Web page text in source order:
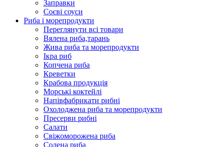
Заправки
Соєві соуси
Риба і морепродукти
Переглянути всі товари
Вялена риба,тарань
Жива риба та морепродукти
Ікра риб
Копчена риба
Крeветки
Крабова продукція
Морські коктейлi
Напівфабрикати рибні
Охолоджена риба та морепродукти
Пресерви рибні
Сaлати
Свіжоморожена риба
Солена риба